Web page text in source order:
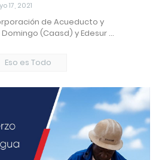
17, 2021
de Acueducto y
(Caasd) y Edesur …
Eso es Todo